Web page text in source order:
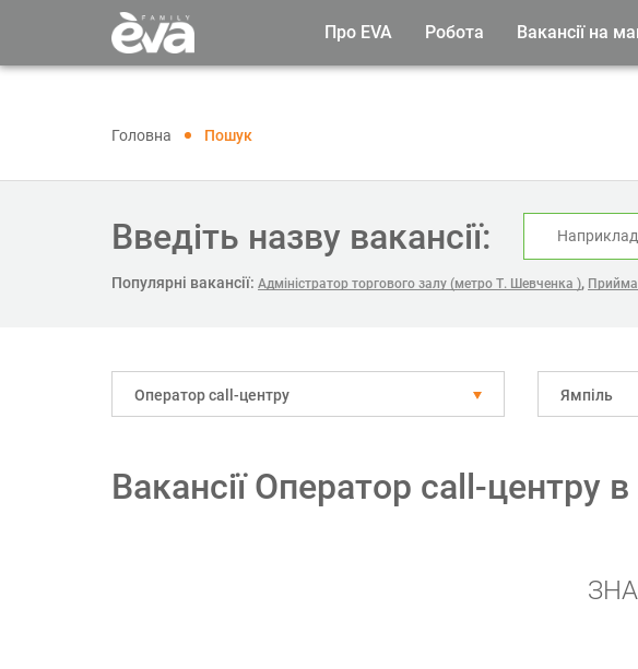
Про EVA Робота Вакансії на
Головна Пошук
Введіть назву вакансії:
Популярні вакансії: Адміністратор торгового залу (метро Т. Шевченка ),
Оператор call-центру Ямпіль
Вакансії Оператор call-центру